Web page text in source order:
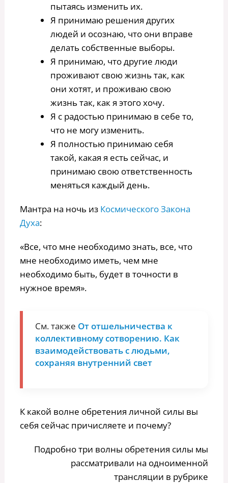
пытаясь изменить их.
Я принимаю решения других
людей и осознаю, что они вправе
делать собственные выборы.
Я принимаю, что другие люди
проживают свою жизнь так, как
они хотят, и проживаю свою
жизнь так, как я этого хочу.
Я с радостью принимаю в себе то,
что не могу изменить.
Я полностью принимаю себя
такой, какая я есть сейчас, и
принимаю свою ответственность
меняться каждый день.
Мантра на ночь из Космического Закона
Духа:
«Все, что мне необходимо знать, все, что
мне необходимо иметь, чем мне
необходимо быть, будет в точности в
нужное время».
См. также От отшельничества к
коллективному сотворению. Как
взаимодействовать с людьми,
сохраняя внутренний свет
К какой волне обретения личной силы вы
себя сейчас причисляете и почему?
Подробно три волны обретения силы мы
рассматривали на одноименной
трансляции в рубрике